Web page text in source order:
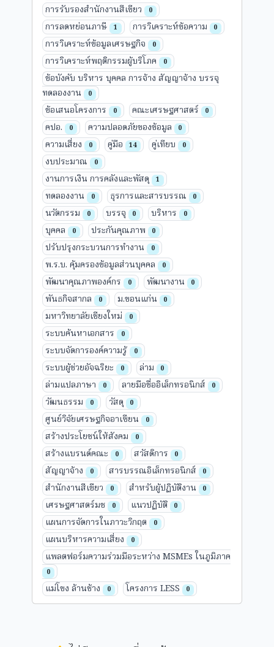
การรับรองสำนักงานสีเขียว 0
การลดหย่อนภาษี 1 การวิเคราะห์ข้อความ 0
การวิเคราะห์ข้อมูลเศรษฐกิจ 0
การวิเคราะห์พฤติกรรมผู้บริโภค 0
ข้อบังคับ บริหาร บุคคล การจ้าง สัญญาจ้าง บรรจุ
ทดลองงาน
0
ข้อเสนอโครงการ 0 คณะเศรษฐศาสตร์ 0
คปอ. 0 ความปลอดภัยของข้อมูล 0
ความเสี่ยง 0 คู่มือ 14 คู่เทียบ 0
งบประมาณ 0
งานการเงิน การคลังและพัสดุ 1
ทดลองงาน 0 ธุรการและสารบรรณ 0
นวัตกรรม 0 บรรจุ 0 บริหาร 0
บุคคล 0 ประกันคุณภาพ 0
ปรับปรุงกระบวนการทำงาน 0
พ.ร.บ. คุ้มครองข้อมูลส่วนบุคคล 0
พัฒนาคุณภาพองค์กร 0 พัฒนางาน 0
พันธกิจสากล 0 ม.ขอนแก่น 0
มหาวิทยาลัยเชียงใหม่ 0
ระบบค้นหาเอกสาร 0
ระบบจัดการองค์ความรู้ 0
ระบบผู้ช่วยอัจฉริยะ 0 ล่าม 0
ล่ามแปลภาษา 0 ลายมือชื่ออิเล็กทรอนิกส์ 0
วัฒนธรรม 0 วัสดุ 0
ศูนย์วิจัยเศรษฐกิจอาเซียน 0
สร้างประโยชน์ให้สังคม 0
สร้างแบรนด์คณะ 0 สวัสดิการ 0
สัญญาจ้าง 0 สารบรรณอิเล็กทรอนิกส์ 0
สำนักงานสีเขียว 0 สำหรับผู้ปฏิบัติงาน 0
เศรษฐศาสตร์มช 0 แนวปฏิบัติ 0
แผนการจัดการในภาวะวิกฤต 0
แผนบริหารความเสี่ยง 0
แพลตฟอร์มความร่วมมือระหว่าง MSMEs ในภูมิภาค
0
แม่โขง ล้านช้าง 0 โครงการ LESS 0